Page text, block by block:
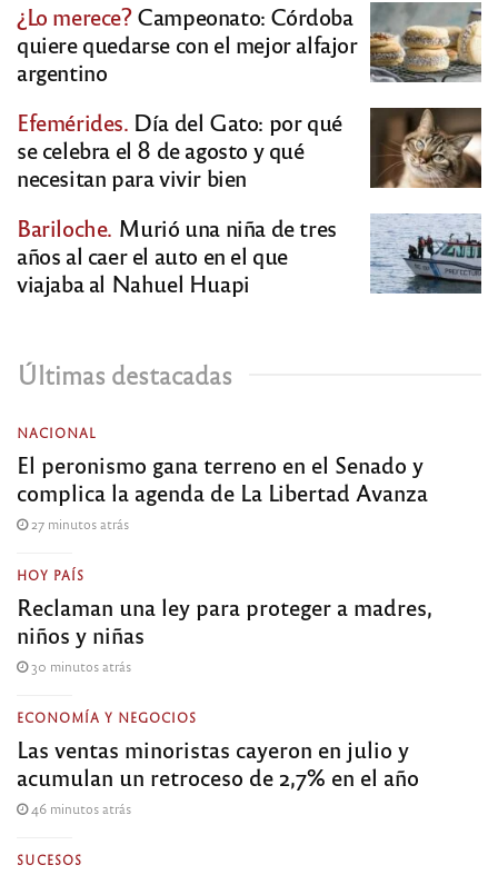
¿Lo merece?Campeonato: Córdoba
quiere quedarse con el mejor alfajor
argentino
Efemérides. Día del Gato: por qué
se celebra el 8 de agosto y qué
necesitan para vivir bien
Bariloche. Murió una niña de tres
años al caer el auto en el que
viajaba al Nahuel Huapi
Últimas destacadas
NACIONAL
El peronismo gana terreno en el Senado y
complica la agenda de La Libertad Avanza
27 minutos atrás
HOY PAÍS
Reclaman una ley para proteger a madres,
niños y niñas
30 minutos atrás
ECONOMÍA Y NEGOCIOS
Las ventas minoristas cayeron en julio y
acumulan un retroceso de 2,7% en el año
46 minutos atrás
SUCESOS